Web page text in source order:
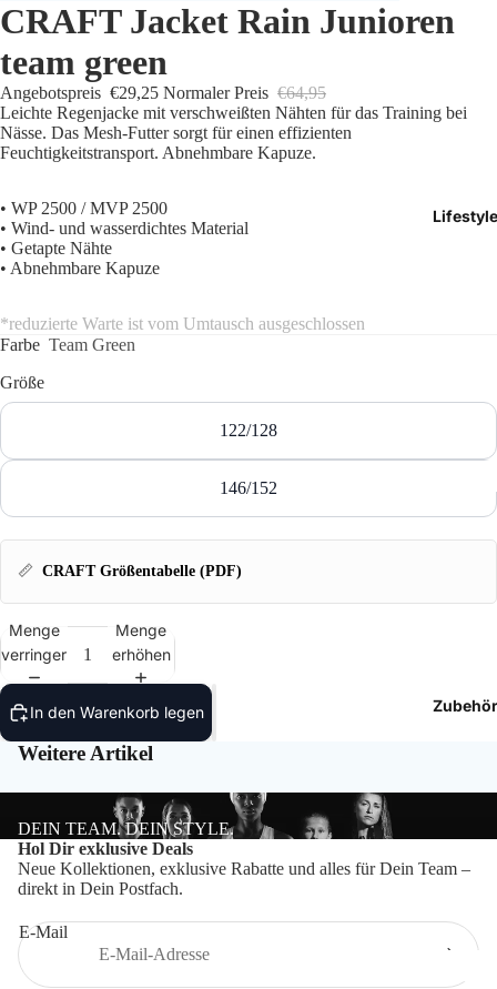
Trikots
Lifestyle
T-
Hosen
Zubehör
CRAFT Jacket Rain Junioren
team green
Angebotspreis €29,25 Normaler Preis €64,95
Leichte Regenjacke mit verschweißten Nähten für das Training bei
Nässe. Das Mesh-Futter sorgt für einen effizienten
Feuchtigkeitstransport. Abnehmbare Kapuze.
• WP 2500 / MVP 2500
• Wind- und wasserdichtes Material
• Getapte Nähte
• Abnehmbare Kapuze
*reduzierte Warte ist vom Umtausch ausgeschlossen
Farbe Team Green
Größe
122/128
146/152
📏 CRAFT Größentabelle (PDF)
Menge
verringern
Menge
erhöhen
In den Warenkorb legen
Weitere Artikel
DEIN TEAM. DEIN STYLE.
Hol Dir exklusive Deals
Neue Kollektionen, exklusive Rabatte und alles für Dein Team –
direkt in Dein Postfach.
E-Mail
Datenschutzerklärung
Impressum
Kontaktinformationen